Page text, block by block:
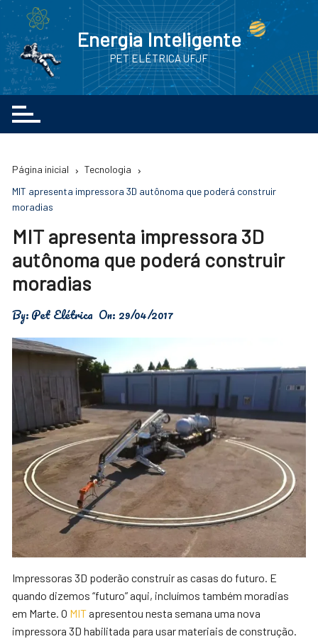
Ir
conteúdo
Energia Inteligente
PET ELÉTRICA UFJF
Página inicial
Tecnologia
MIT apresenta impressora 3D autônoma que poderá construir
moradias
MIT apresenta impressora 3D
autônoma que poderá construir
moradias
By:Pet Elétrica On: 29/04/2017
Impressoras 3D poderão construir as casas do futuro. E
quando dizemos “futuro” aqui, incluímos também moradias
em Marte. O MITapresentou nesta semana uma nova
impressora 3D habilitada para usar materiais de construção.